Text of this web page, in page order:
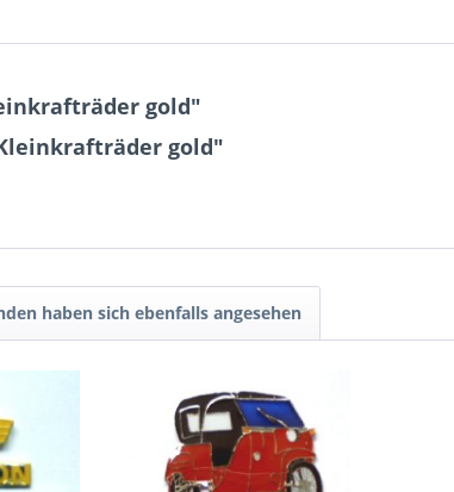
gold"
gold"
haben sich ebenfalls angesehen